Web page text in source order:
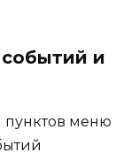
и
меню